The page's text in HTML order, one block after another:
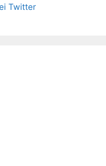
Twitter